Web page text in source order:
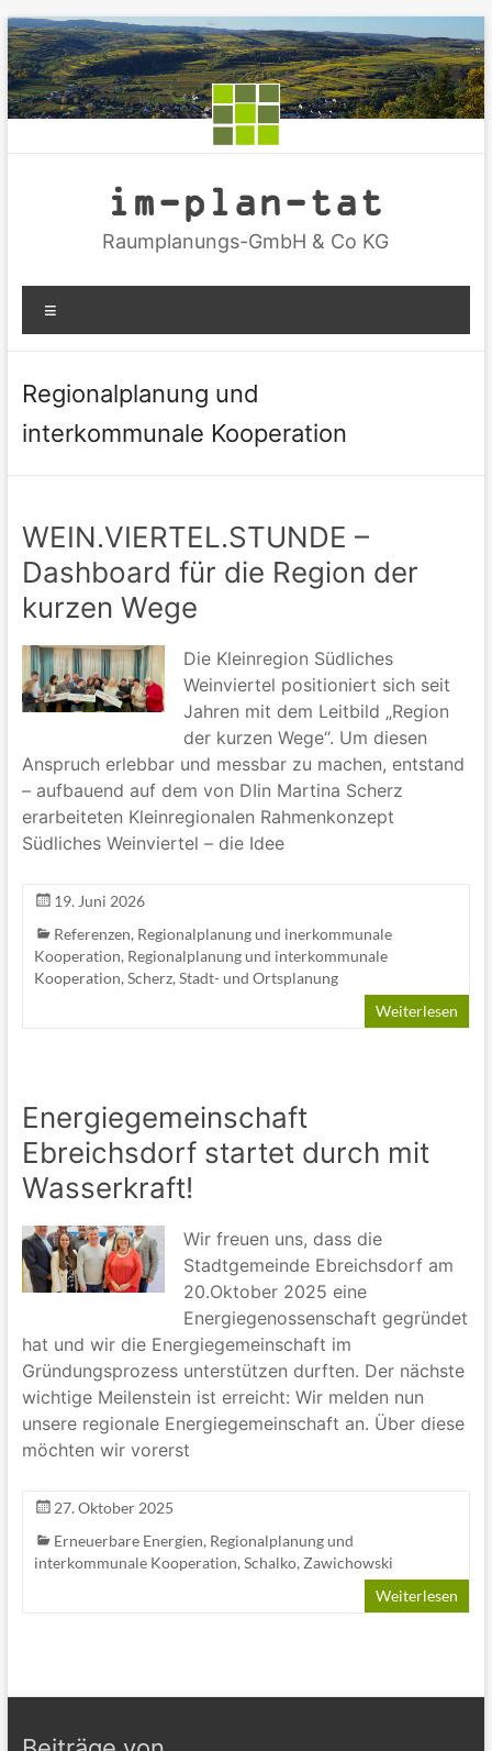
Zum
Inhalt
springen
im-plan-tat
Raumplanungs-GmbH & Co KG
Regionalplanung und
interkommunale Kooperation
WEIN.VIERTEL.STUNDE –
Dashboard für die Region der
kurzen Wege
Die Kleinregion Südliches
Weinviertel positioniert sich seit
Jahren mit dem Leitbild „Region
der kurzen Wege“. Um diesen
Anspruch erlebbar und messbar zu machen, entstand
– aufbauend auf dem von DIin Martina Scherz
erarbeiteten Kleinregionalen Rahmenkonzept
Südliches Weinviertel – die Idee
19. Juni 2026
Referenzen, Regionalplanung und inerkommunale
Kooperation, Regionalplanung und interkommunale
Kooperation, Scherz, Stadt- und Ortsplanung
Weiterlesen
Energiegemeinschaft
Ebreichsdorf startet durch mit
Wasserkraft!
Wir freuen uns, dass die
Stadtgemeinde Ebreichsdorf am
20.Oktober 2025 eine
Energiegenossenschaft gegründet
hat und wir die Energiegemeinschaft im
Gründungsprozess unterstützen durften. Der nächste
wichtige Meilenstein ist erreicht: Wir melden nun
unsere regionale Energiegemeinschaft an. Über diese
möchten wir vorerst
27. Oktober 2025
Erneuerbare Energien, Regionalplanung und
interkommunale Kooperation, Schalko, Zawichowski
Weiterlesen